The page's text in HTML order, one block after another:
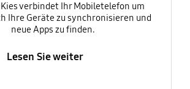
verbindet Ihr Mobiletelefon um
Ihre Geräte zu synchronisieren und
neue Apps zu finden.
Lesen Sie weiter